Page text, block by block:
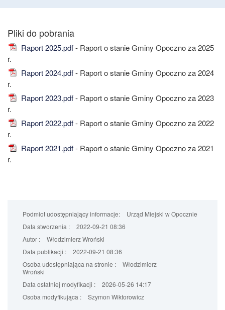
Raport 2025.pdf- Raport o stanie Gminy Opoczno za 2025
r.
Raport 2024.pdf- Raport o stanie Gminy Opoczno za 2024
r.
Raport 2023.pdf- Raport o stanie Gminy Opoczno za 2023
r.
Raport 2022.pdf- Raport o stanie Gminy Opoczno za 2022
r.
Raport 2021.pdf- Raport o stanie Gminy Opoczno za 2021
r.
Podmiot udostępniający informacje:
Urząd Miejski w Opocznie
Data stworzenia :
2022-09-21 08:36
Autor :
Włodzimierz Wroński
Data publikacji :
2022-09-21 08:36
Osoba udostępniająca na stronie :
Włodzimierz
Wroński
Data ostatniej modyfikacji :
2026-05-26 14:17
Osoba modyfikująca :
Szymon Wiktorowicz